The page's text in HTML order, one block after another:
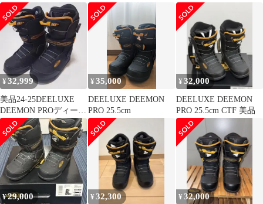
26.5cm 21-22モデル
¥32,999
美品24-25DEELUXE
DEEMON PROディーラ
ックス デーモンプロ
¥35,000
DEELUXE DEEMON
PRO 25.5cm
¥32,000
DEELUXE DEEMON
PRO 25.5cm CTF 美品
¥29,000 ¥32,300 ¥32,000